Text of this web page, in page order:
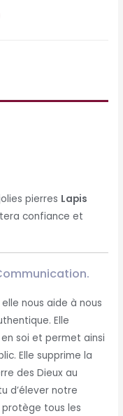
pierres Lapis
confiance et
nous aide à nous
Elle
soi et permet ainsi
Elle supprime la
des Dieux au
d’élever notre
protège tous les